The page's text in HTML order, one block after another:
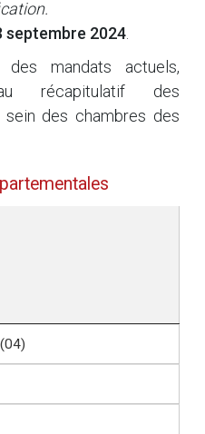
septembre 2024
mandats actuels,
récapitulatif des
sein des chambres des
(04)